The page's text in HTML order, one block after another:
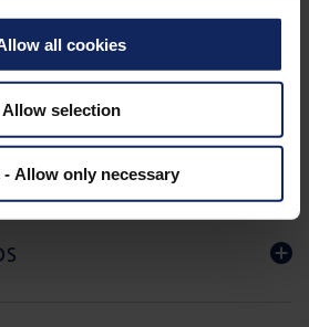
all cookies
Allow selection
- Allow only necessary
MATERIAL